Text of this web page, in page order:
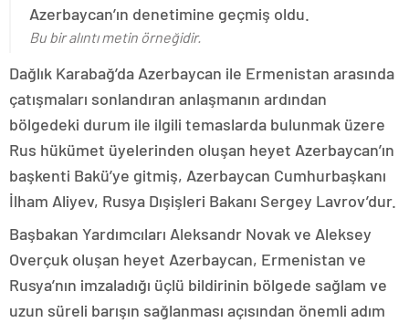
Azerbaycan’ın denetimine geçmiş oldu.
Bu bir alıntı metin örneğidir.
Dağlık Karabağ’da Azerbaycan ile Ermenistan arasında
çatışmaları sonlandıran anlaşmanın ardından
bölgedeki durum ile ilgili temaslarda bulunmak üzere
Rus hükümet üyelerinden oluşan heyet Azerbaycan’ın
başkenti Bakü’ye gitmiş, Azerbaycan Cumhurbaşkanı
İlham Aliyev, Rusya Dışişleri Bakanı Sergey Lavrov’dur.
Başbakan Yardımcıları Aleksandr Novak ve Aleksey
Overçuk oluşan heyet Azerbaycan, Ermenistan ve
Rusya’nın imzaladığı üçlü bildirinin bölgede sağlam ve
uzun süreli barışın sağlanması açısından önemli adım